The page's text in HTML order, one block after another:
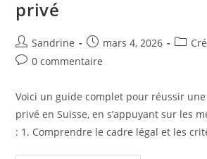
privé
Auteur/autrice
de
Sandrine
Publication
publiée :
mars 4, 2026
Post
Commentaires
la
publication :
0 commentaire
Voici un guide complet pour réussir
privé en Suisse, en s’appuyant sur les
: 1. Comprendre le cadre légal et les